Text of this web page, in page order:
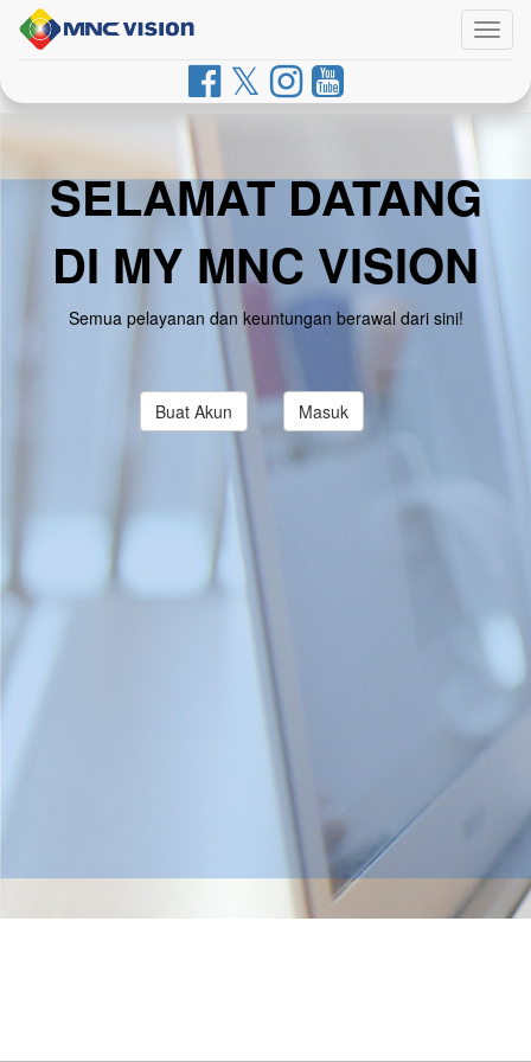
SELAMAT DATANG
DI MY MNC VISION
Semua pelayanan dan keuntungan berawal dari sini!
Buat Akun Masuk